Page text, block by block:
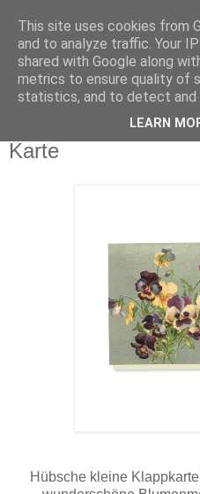
Karte
Hübsche kleine
This site uses cookies from
and to analyze traffic. Your
shared with Google along
metrics to ensure quality of
statistics, and to detect and
LEARN